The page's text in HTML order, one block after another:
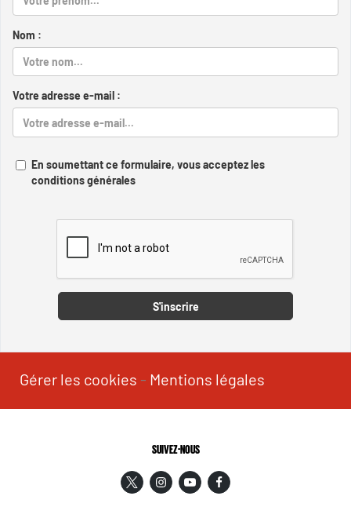
Nom :
Votre adresse e-mail :
En soumettant ce formulaire, vous acceptez les
conditions générales
S'inscrire
Gérer les cookies - Mentions légales
SUIVEZ-NOUS